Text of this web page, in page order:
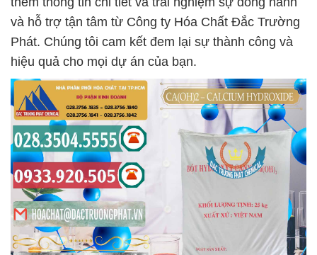
và hỗ trợ tận tâm từ Công ty Hóa Chất Đắc Trường
Phát. Chúng tôi cam kết đem lại sự thành công và
hiệu quả cho mọi dự án của bạn.